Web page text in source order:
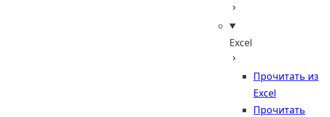
Excel
Прочитать из
Excel
Прочитать